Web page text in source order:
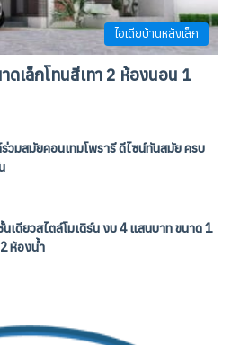
ไอเดียบ้านหลังเล็ก
ดเล็กโทนสีเทา 2 ห้องนอน 1
วมสมัยคอนเทมโพรารี ดีไซน์ทันสมัย ครบ
เดียวสไตล์โมเดิร์น งบ 4 แสนบาท ขนาด 1
ห้องน้ำ